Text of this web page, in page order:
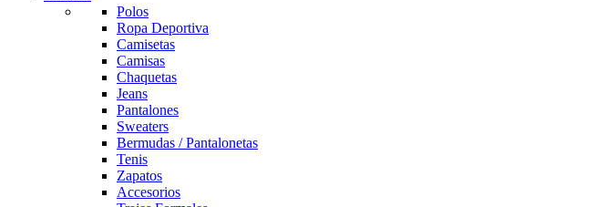
Polos
Ropa Deportiva
Camisetas
Camisas
Chaquetas
Jeans
Pantalones
Sweaters
Bermudas / Pantalonetas
Tenis
Zapatos
Accesorios